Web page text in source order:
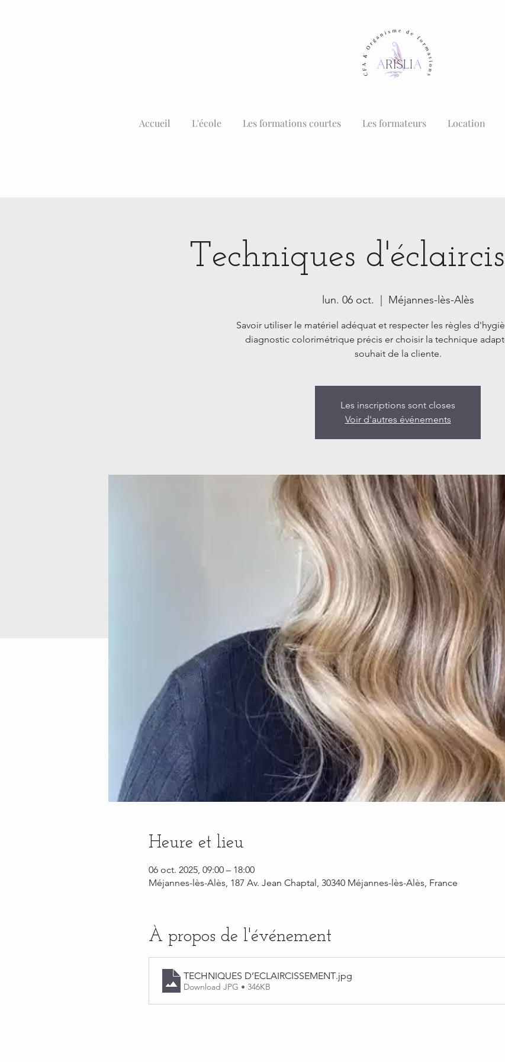
Accueil L'école Les formations courtes Les formateurs Location
Techniques
lun. 06 oct. Méjannes-lès-Alès
Savoir utiliser le matériel adéquat et respecter les règles
diagnostic colorimétrique précis er choisir la technique
souhait de la cliente.
Les inscriptions sont closes
Voir d'autres événements
Heure et lieu
06 oct. 2025, 09:00 – 18:00
Méjannes-lès-Alès, 187 Av. Jean Chaptal, 30340 Méjannes-lès-Alès, France
À propos de l'événement
TECHNIQUES D’ECLAIRCISSEMENT.jpg
Download JPG • 346KB